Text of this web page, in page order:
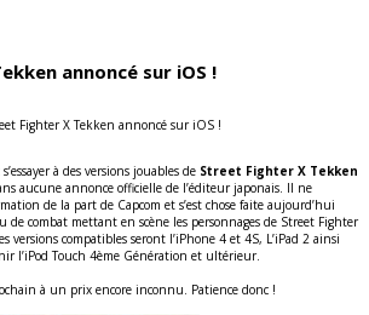
annoncé sur iOS !
Fighter X Tekken annoncé sur iOS !
à des versions jouables de Street Fighter X Tekken
aucune annonce officielle de l’éditeur japonais. Il ne
de la part de Capcom et s’est chose faite aujourd’hui
de combat mettant en scène les personnages de Street Fighter
versions compatibles seront l’iPhone 4 et 4S, L’iPad 2 ainsi
l’iPod Touch 4ème Génération et ultérieur.
à un prix encore inconnu. Patience donc !